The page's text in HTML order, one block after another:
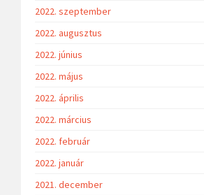
2022. szeptember
2022. augusztus
2022. június
2022. május
2022. április
2022. március
2022. február
2022. január
2021. december